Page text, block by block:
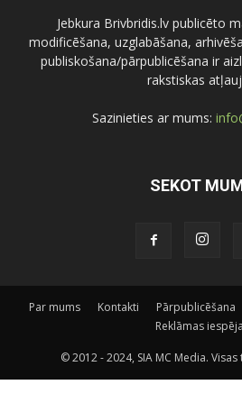
Jebkura Brivbridis.lv publicēto
modificēšana, uzglabāšana,
publiskošana/pārpublicēšana ir
rakstiskas
Sazinieties ar mums:
SEKOT
Par mums Kontakti Pārpublicēšana
Reklāmas
© 2012 - 2024, SIA MC Media.